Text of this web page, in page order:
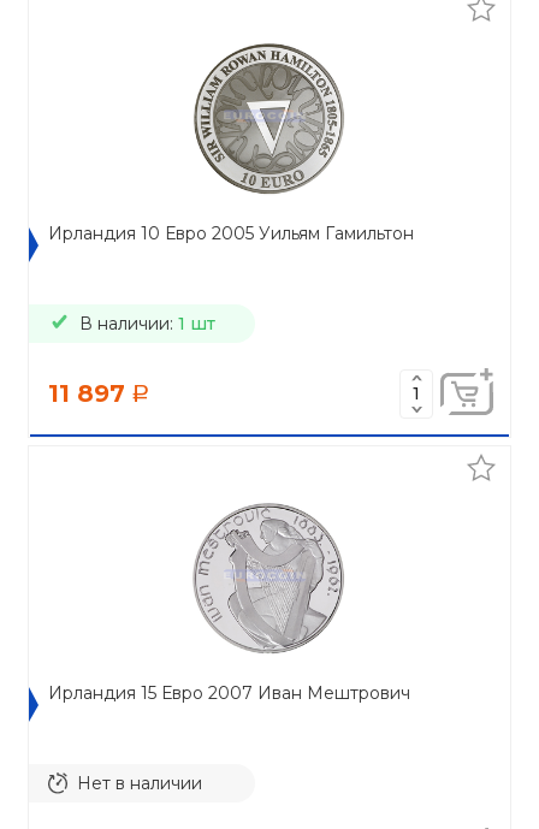
Ирландия 10 Евро 2005 Уильям Гамильтон
В наличии: 1 шт
11 897 a
Ирландия 15 Евро 2007 Иван Мештрович
Нет в наличии